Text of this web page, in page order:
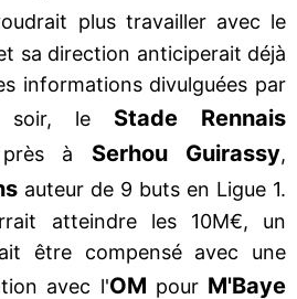
plus travailler avec le
sa direction anticiperait déjà
informations divulguées par
soir, le Stade Rennais
près à Serhou Guirassy,
auteur de 9 buts en Ligue 1.
atteindre les 10M€, un
être compensé avec une
avec l'OM pour M'Baye